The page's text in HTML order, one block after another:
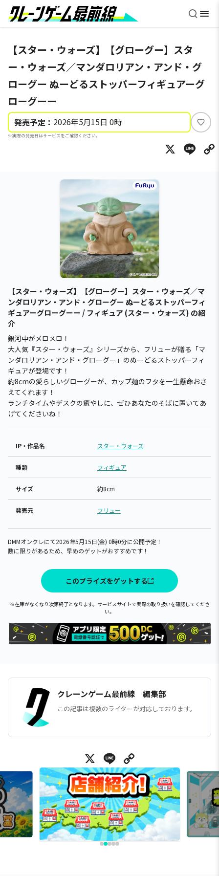
【スター・ウォーズ】【グローグー】スタ
ー・ウォーズ／マンダロリアン・アンド・グ
ローグー ぬーどるストッパーフィギュアーグ
ローグーー
発売予定： 2026年5月15日 0時
※実際の発売日はサービスをご確認ください。
い
ね
X
【スター・ウォーズ】【グローグー】スター・ウォーズ／マ
ンダロリアン・アンド・グローグー ぬーどるストッパーフィ
ギュアーグローグーー / フィギュア (スター・ウォーズ) の紹
介
銀河中がメロメロ！
大人気『スター・ウォーズ』シリーズから、フリューが贈る「マ
ンダロリアン・アンド・グローグー」のぬーどるストッパーフィ
ギュアが登場です！
約8cmの愛らしいグローグーが、カップ麺のフタを一生懸命おさ
えてくれます！
ランチタイムやデスクの癒やしに、ぜひあなたのそばに置いてあ
げてくださいね！
IP・作品名 スター・ウォーズ
種類 フィギュア
サイズ 約8cm
発売元 フリュー
DMMオンクレにて2026年5月15日(金) 0時0分に公開予定！
数に限りがあるため、早めのゲットがおすすめです！
このプライズをゲットする
※在庫がなくなり次第終了となります。サービスサイトで実際の取り扱いを確認してくださ
い。
クレーンゲーム最前線 編集部
この記事は複数のライターが対応しております。
X Line